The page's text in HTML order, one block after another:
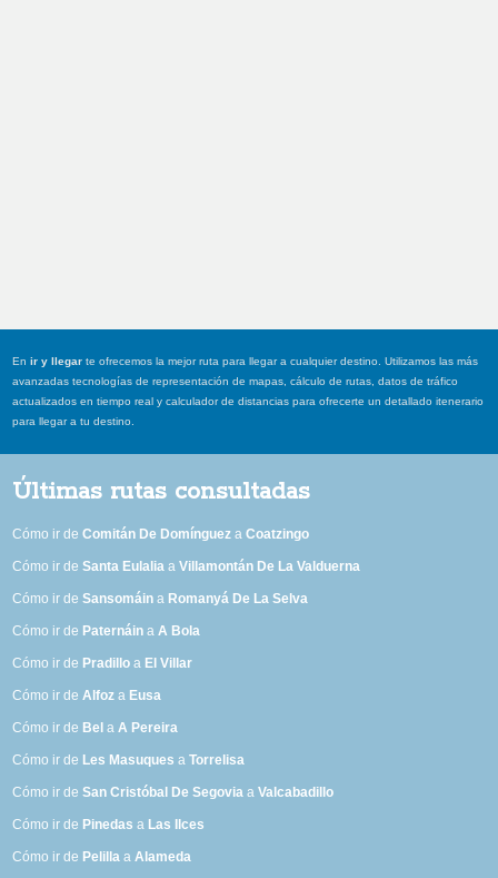
Enir y llegar te ofrecemos la mejor ruta para llegar a cualquier destino. Utilizamos las más
avanzadas tecnologías de representación de mapas, cálculo de rutas, datos de tráfico
actualizados en tiempo real y calculador de distancias para ofrecerte un detallado itenerario
para llegar a tu destino.
Últimas rutas consultadas
Cómo ir deComitán De Domínguez aCoatzingo
Cómo ir deSanta Eulalia aVillamontán De La Valduerna
Cómo ir deSansomáin a Romanyá De La Selva
Cómo ir de Paternáin aA Bola
Cómo ir de Pradillo a El Villar
Cómo ir deAlfoz a Eusa
Cómo ir de Bel aA Pereira
Cómo ir de Les Masuques aTorrelisa
Cómo ir deSan Cristóbal De Segovia aValcabadillo
Cómo ir de Pinedas a Las Ilces
Cómo ir de Pelilla aAlameda